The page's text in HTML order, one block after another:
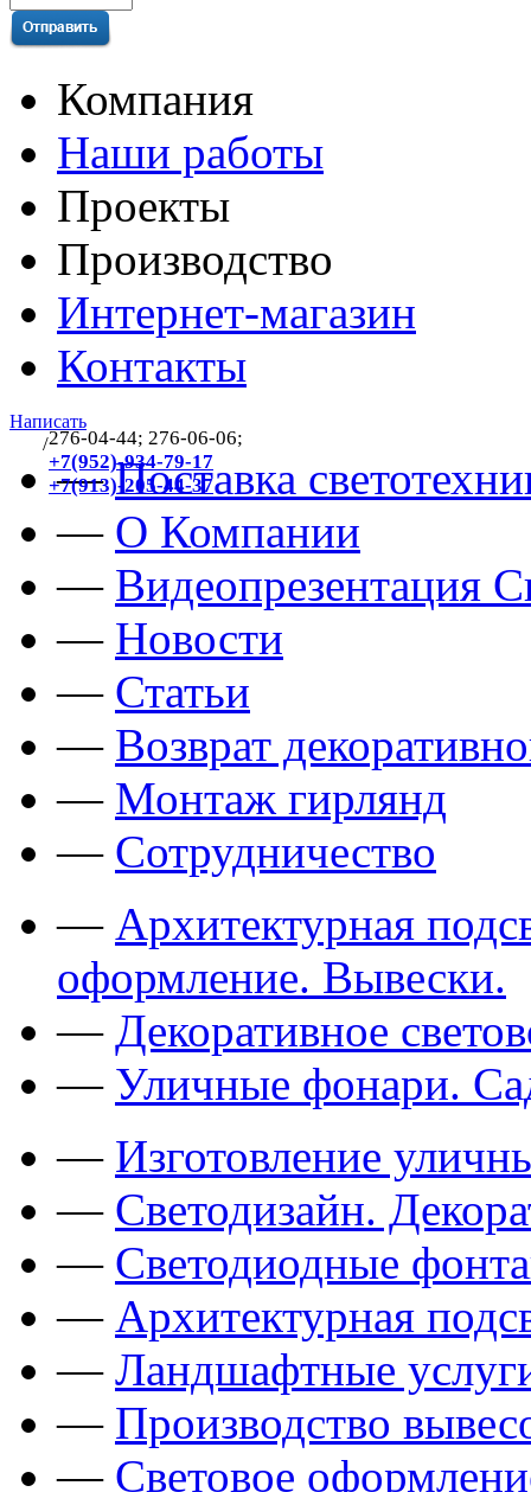
Компания
Наши работы
Проекты
Производство
Интернет-магазин
Контакты
Написать
/276-04-44; 276-06-06;
+7(952)-934-79-17
+7(913)-205-44-37
—Поставка
— О Компании
— Видеопрезентация
— Новости
— Статьи
— Возврат
— Монтаж гирлянд
— Сотрудничество
— Архитектурная
оформление. Вывески.
— Декоративное
— Уличные фонари.
— Изготовление
— Светодизайн.
— Светодиодные
— Архитектурная
— Ландшафтные
— Производство
— Световое